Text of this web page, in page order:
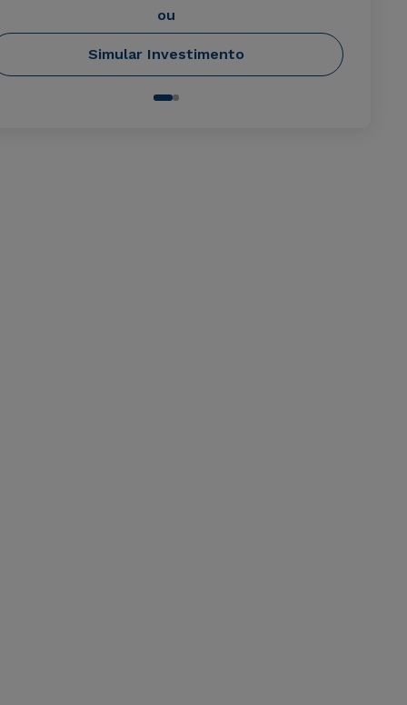
ou
Simular Investimento